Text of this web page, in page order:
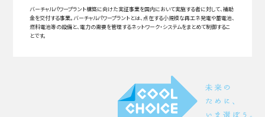
バーチャルパワープラント構築に向けた実証事業を国内において実施する者に対して、補助
金を交付する事業。バーチャルパワープラントとは、点在する小規模な再エネ発電や蓄電池、
燃料電池等の設備と、電力の需要を管理するネットワーク・システムをまとめて制御するこ
とです。